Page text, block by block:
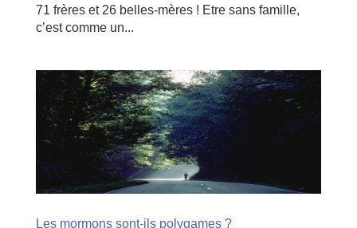
71 frères et 26 belles-mères ! Etre sans famille,
c’est comme un...
Les mormons sont-ils polygames ?